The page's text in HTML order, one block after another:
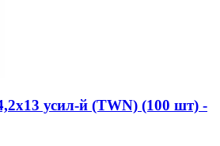
усил-й (TWN) (100 шт) -